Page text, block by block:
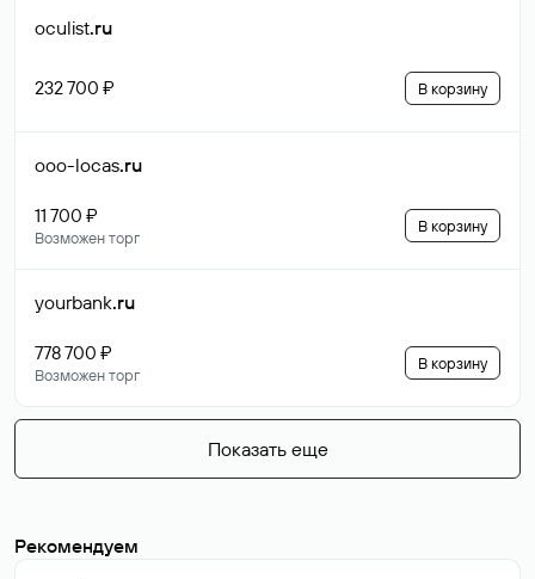
oculist.ru
232 700 ₽ В корзину
ooo-locas.ru
11 700 ₽
Возможен торг
В корзину
yourbank.ru
778 700 ₽
Возможен торг
В корзину
Показать еще
Рекомендуем